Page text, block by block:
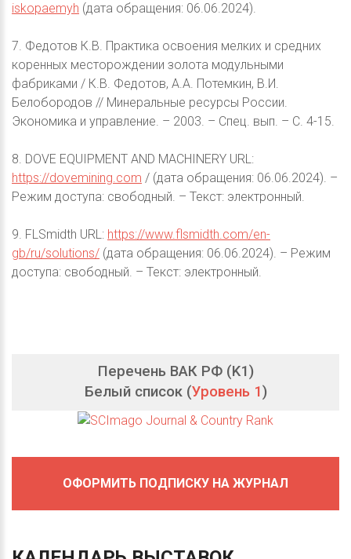
iskopaemyh (дата обращения: 06.06.2024).
7. Федотов К.В. Практика освоения мелких и средних
коренных месторождении золота модульными
фабриками / К.В. Федотов, А.А. Потемкин, В.И.
Белобородов // Минеральные ресурсы России.
Экономика и управление. – 2003. – Спец. вып. – С. 4-15.
8. DOVE EQUIPMENT AND MACHINERY URL:
https://dovemining.com / (дата обращения: 06.06.2024). –
Режим доступа: свободный. – Текст: электронный.
9. FLSmidth URL: https://www.flsmidth.com/en-
gb/ru/solutions/ (дата обращения: 06.06.2024). – Режим
доступа: свободный. – Текст: электронный.
Перечень ВАК РФ (K1)
Белый список (Уровень 1)
ОФОРМИТЬ ПОДПИСКУ НА ЖУРНАЛ